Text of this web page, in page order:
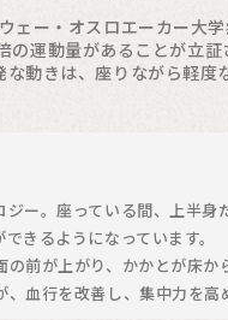
ー・オスロエーカー大学
の運動量があることが立証
動きは、座りながら軽度
ー。座っている間、上半身
きるようになっています。
前が上がり、かかとが床
血行を改善し、集中力を高